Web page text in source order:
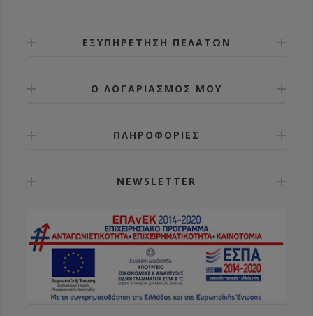
ΕΞΥΠΗΡΕΤΗΣΗ ΠΕΛΑΤΩΝ
Ο ΛΟΓΑΡΙΑΣΜΟΣ ΜΟΥ
ΠΛΗΡΟΦΟΡΙΕΣ
NEWSLETTER